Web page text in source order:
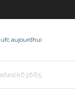
aujourdhui